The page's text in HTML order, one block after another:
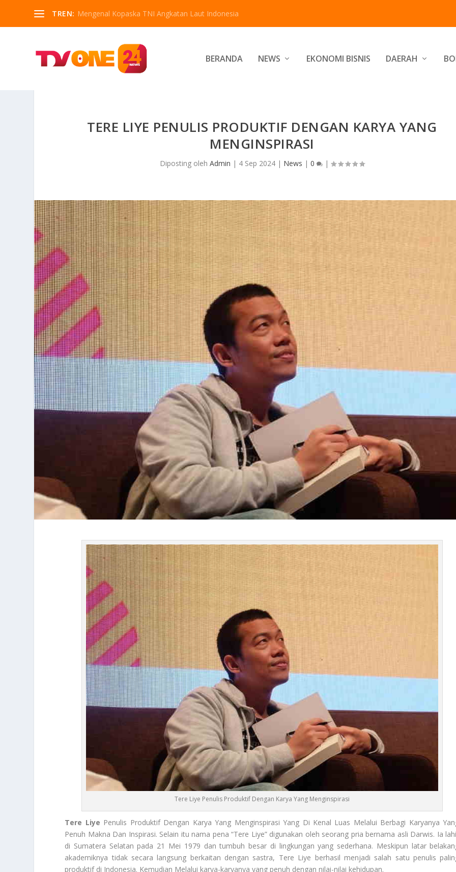
TREN: Mengenal Kopaska TNI Angkatan Laut Indonesia
BERANDA NEWS EKONOMI BISNIS DAERAH
TERE LIYE PENULIS PRODUKTIF DENGAN KARYA YANG
MENGINSPIRASI
Diposting oleh Admin | 4 Sep 2024| News | 0 |
Tere Liye Penulis Produktif Dengan Karya Yang Menginspirasi
Tere Liye Penulis Produktif Dengan Karya Yang Menginspirasi Yang Di Kenal Luas Melalui Berbagi Karyanya
Penuh Makna Dan Inspirasi. Selain itu nama pena “Tere Liye” digunakan oleh seorang pria bernama asli Darwis. Ia
di Sumatera Selatan pada 21 Mei 1979 dan tumbuh besar di lingkungan yang sederhana. Meskipun latar
akademiknya tidak secara langsung berkaitan dengan sastra, Tere Liye berhasil menjadi salah satu penulis
produktif di Indonesia. Kemudian Melalui karya-karyanya yang penuh dengan nilai-nilai kehidupan.